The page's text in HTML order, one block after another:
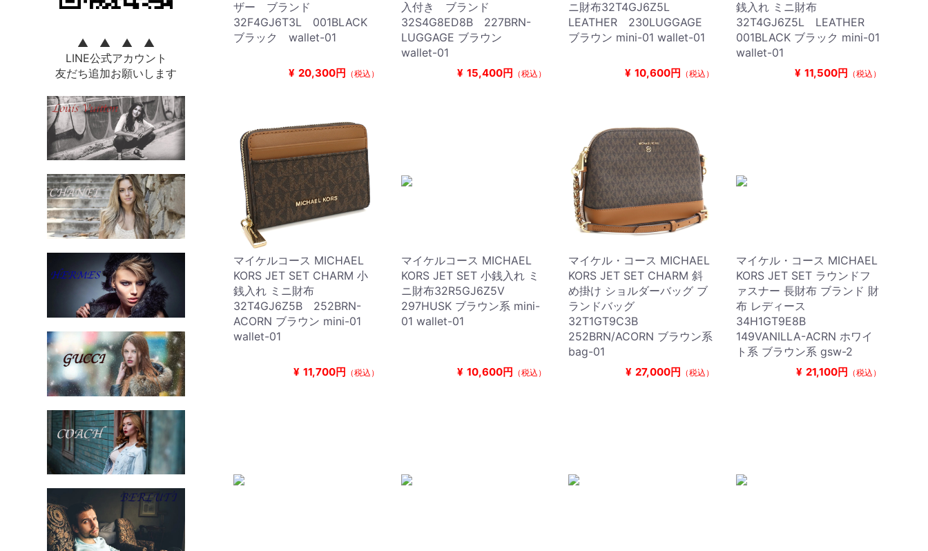
▲ ▲ ▲ ▲
LINE公式アカウント
友だち追加お願いします
ザー ブランド
32F4GJ6T3L 001BLACK
ブラック wallet-01
¥ 20,300円 （税込）
入付き ブランド
32S4G8ED8B 227BRN-
LUGGAGE ブラウン
wallet-01
¥ 15,400円 （税込）
ニ財布32T4GJ6Z5L
LEATHER 230LUGGAGE
ブラウン mini-01 wallet-01
¥ 10,600円 （税込）
銭入れ ミニ財布
32T4GJ6Z5L LEATHER
001BLACK ブラック mini-01
wallet-01
¥ 11,500円 （税込）
マイケルコース MICHAEL
KORS JET SET CHARM 小
銭入れ ミニ財布
32T4GJ6Z5B 252BRN-
ACORN ブラウン mini-01
wallet-01
¥ 11,700円 （税込）
マイケルコース MICHAEL
KORS JET SET 小銭入れ ミ
ニ財布32R5GJ6Z5V
297HUSK ブラウン系 mini-
01 wallet-01
¥ 10,600円 （税込）
マイケル・コース MICHAEL
KORS JET SET CHARM 斜
め掛け ショルダーバッグ ブ
ランドバッグ
32T1GT9C3B
252BRN/ACORN ブラウン系
bag-01
¥ 27,000円 （税込）
マイケル・コース MICHAEL
KORS JET SET ラウンドフ
ァスナー 長財布 ブランド 財
布 レディース
34H1GT9E8B
149VANILLA-ACRN ホワイ
ト系 ブラウン系 gsw-2
¥ 21,100円 （税込）